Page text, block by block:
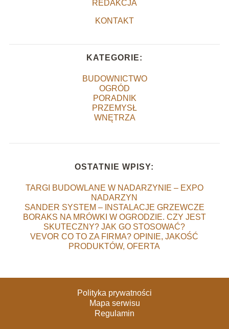
REDAKCJA
KONTAKT
KATEGORIE:
BUDOWNICTWO
OGRÓD
PORADNIK
PRZEMYSŁ
WNĘTRZA
OSTATNIE WPISY:
TARGI BUDOWLANE W NADARZYNIE – EXPO
NADARZYN
SANDER SYSTEM – INSTALACJE GRZEWCZE
BORAKS NA MRÓWKI W OGRODZIE. CZY JEST
SKUTECZNY? JAK GO STOSOWAĆ?
VEVOR CO TO ZA FIRMA? OPINIE, JAKOŚĆ
PRODUKTÓW, OFERTA
Polityka prywatności
Mapa serwisu
Regulamin